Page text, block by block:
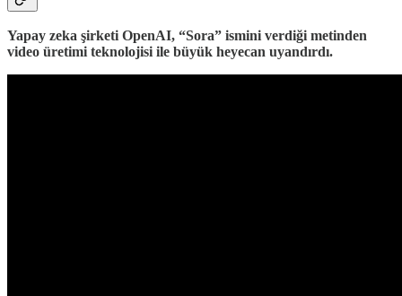
Yapay zeka şirketi OpenAI, “Sora” ismini verdiği metinden
video üretimi teknolojisi ile büyük heyecan uyandırdı.